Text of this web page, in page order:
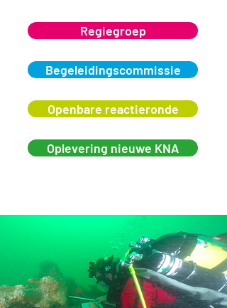
Regiegroep
Begeleidingscommissie
Openbare reactieronde
Oplevering nieuwe KNA